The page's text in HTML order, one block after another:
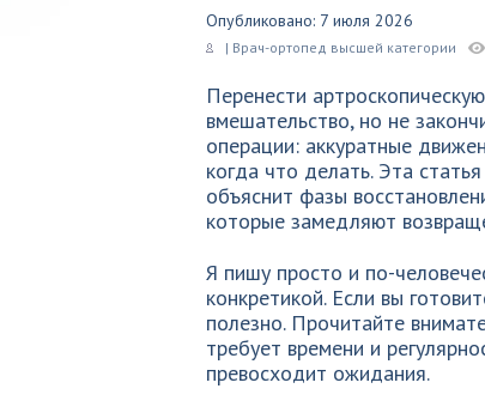
Опубликовано: 7 июля 2026
| Врач-ортопед высшей категории
Перенести
вмешательство, но не
операции: аккуратные
когда что делать. Эта
объяснит фазы
которые замедляют
Я пишу просто и по-
конкретикой. Если вы
полезно. Прочитайте
требует времени и
превосходит ожидания.